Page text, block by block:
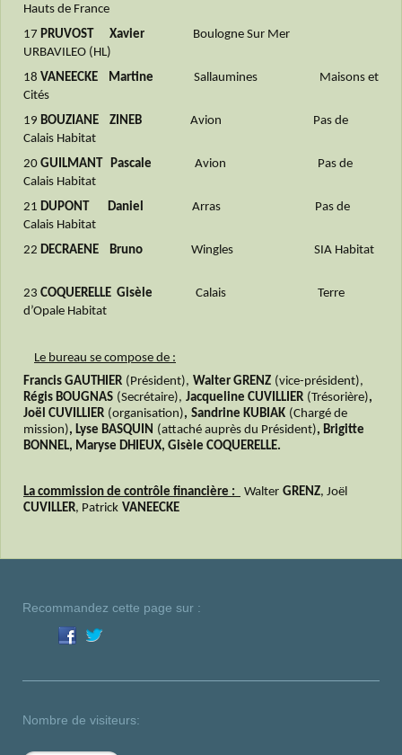
Hauts de France
17 PRUVOST Xavier Boulogne Sur Mer
URBAVILEO (HL)
18 VANEECKE Martine Sallaumines Maisons et
Cités
19 BOUZIANE ZINEB Avion Pas de
Calais Habitat
20 GUILMANT Pascale Avion Pas de
Calais Habitat
21 DUPONT Daniel Arras Pas de
Calais Habitat
22 DECRAENE Bruno Wingles SIA Habitat
23 COQUERELLE Gisèle Calais Terre
d’Opale Habitat
Le bureau se compose de :
Francis GAUTHIER (Président), Walter GRENZ (vice-président),
Régis BOUGNAS (Secrétaire), Jacqueline CUVILLIER (Trésorière),
Joël CUVILLIER (organisation), Sandrine KUBIAK (Chargé de
mission), Lyse BASQUIN (attaché auprès du Président), Brigitte
BONNEL, Maryse DHIEUX, Gisèle COQUERELLE.
La commission de contrôle financière : Walter GRENZ, Joël
CUVILLER, Patrick VANEECKE
Recommandez cette page sur :
Nombre de visiteurs: